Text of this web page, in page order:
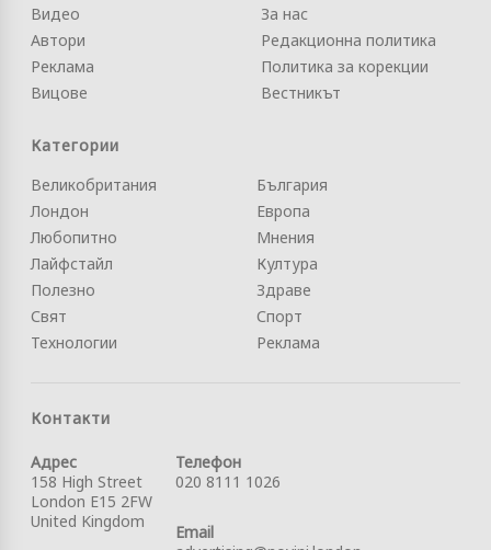
Видео
Автори
Реклама
Вицове
За нас
Редакционна политика
Политика за корекции
Вестникът
Категории
Великобритания
Лондон
Любопитно
Лайфстайл
Полезно
Свят
Технологии
България
Европа
Мнения
Култура
Здраве
Спорт
Реклама
Контакти
Адрес
158 High Street
London E15 2FW
United Kingdom
Телефон
020 8111 1026
Email